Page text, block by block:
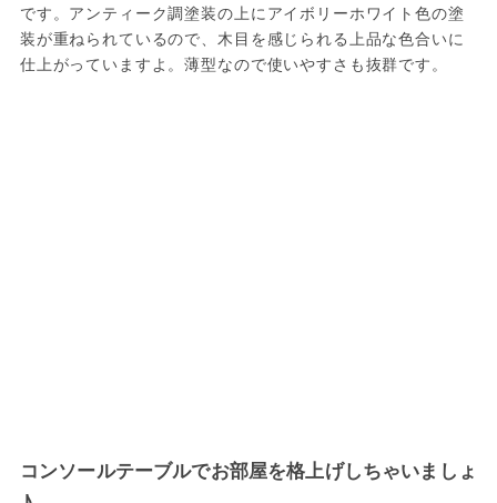
です。アンティーク調塗装の上にアイボリーホワイト色の塗
装が重ねられているので、木目を感じられる上品な色合いに
仕上がっていますよ。薄型なので使いやすさも抜群です。
コンソールテーブルでお部屋を格上げしちゃいましょ